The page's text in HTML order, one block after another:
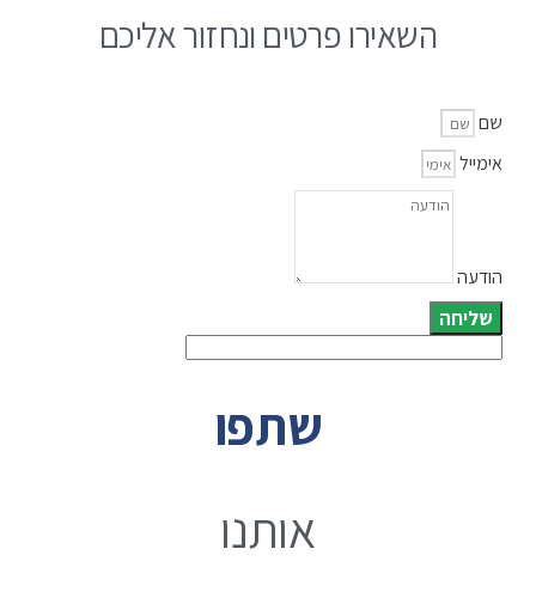
השאירו פרטים ונחזור אליכם
שם
אימייל
הודעה
שליחה
שתפו
אותנו